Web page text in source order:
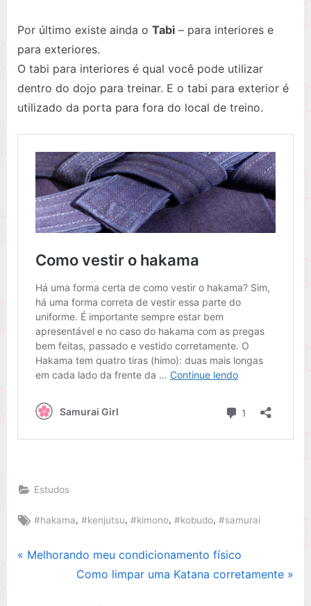
Por último existe ainda o Tabi – para interiores e
para exteriores.
O tabi para interiores é qual você pode utilizar
dentro do dojo para treinar. E o tabi para exterior é
utilizado da porta para fora do local de treino.
Estudos
Tags:
#hakama,#kenjutsu,#kimono,#kobudo,#samurai
Navegação
P
Melhorando meu condicionamento físico
N
Como limpar uma Katana corretamente